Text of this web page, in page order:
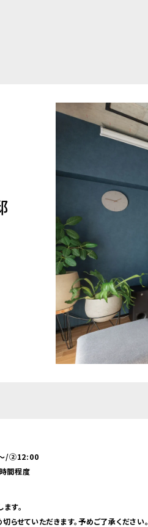
～/②12:00
間程度
す。
ていただきます。予めご了承ください。